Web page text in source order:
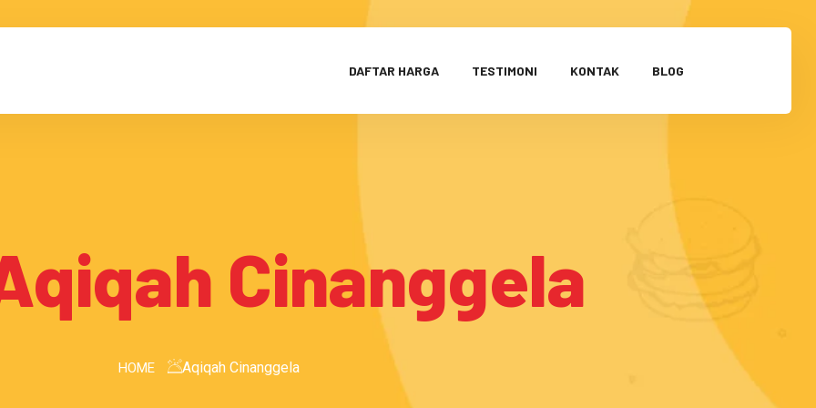
DAFTAR HARGA TESTIMONI KONTAK BLOG
Cinanggela
HOME Aqiqah Cinanggela